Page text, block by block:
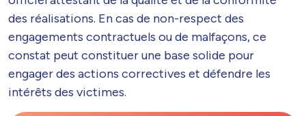
des réalisations. En cas de non-respect des
engagements contractuels ou de malfaçons, ce
constat peut constituer une base solide pour
engager des actions correctives et défendre les
intérêts des victimes.